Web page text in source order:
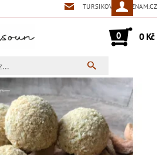
TURSIKOVA@SEZNAM.CZ
0 0 Kč